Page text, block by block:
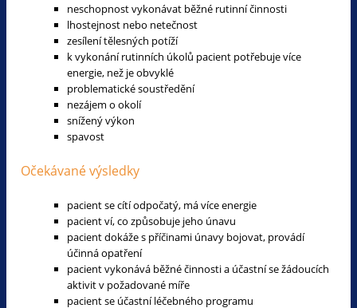
neschopnost vykonávat běžné rutinní činnosti
lhostejnost nebo netečnost
zesílení tělesných potíží
k vykonání rutinních úkolů pacient potřebuje více
energie, než je obvyklé
problematické soustředění
nezájem o okolí
snížený výkon
spavost
Očekávané výsledky
pacient se cítí odpočatý, má více energie
pacient ví, co způsobuje jeho únavu
pacient dokáže s příčinami únavy bojovat, provádí
účinná opatření
pacient vykonává běžné činnosti a účastní se žádoucích
aktivit v požadované míře
pacient se účastní léčebného programu